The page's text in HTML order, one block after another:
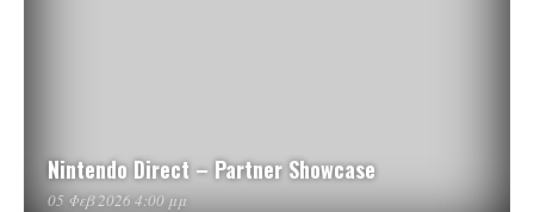
Nintendo Direct – Partner Showcase
05 Φεβ 2026 4:00 μμ